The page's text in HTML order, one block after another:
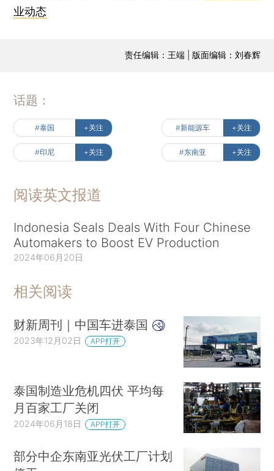
业动态
责任编辑：王端 | 版面编辑：刘春辉
话题：
#泰国 +关注 #新能源车 +关注
#印尼 +关注 #东南亚 +关注
阅读英文报道
Indonesia Seals Deals With Four Chinese
Automakers to Boost EV Production
2024年06月20日
相关阅读
财新周刊｜中国车进泰国
2023年12月02日 APP打开
泰国制造业危机四伏 平均每
月百家工厂关闭
2024年06月18日 APP打开
部分中企东南亚光伏工厂计划